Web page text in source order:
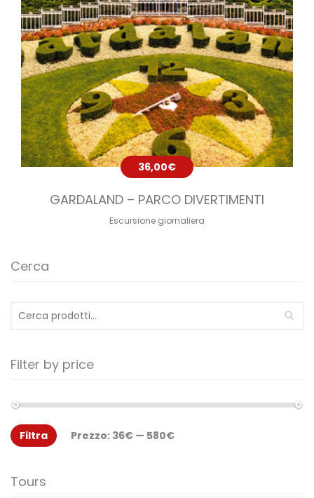
36,00€
GARDALAND – PARCO DIVERTIMENTI
Escursione giornaliera
Cerca
Cerca:
Filter by price
Filtra Prezzo: 36€ — 580€
Tours